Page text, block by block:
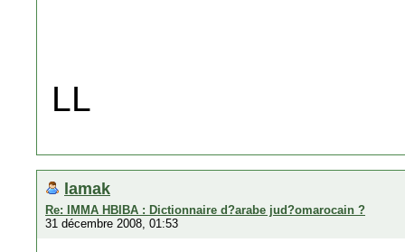
LL
lamak
Re: IMMA HBIBA : Dictionnaire d?arabe jud?omarocain ?
31 décembre 2008, 01:53